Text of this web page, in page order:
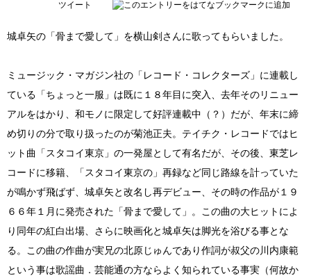
ツイート
城卓矢の「骨まで愛して」を横山剣さんに歌ってもらいました。
ミュージック・マガジン社の「レコード・コレクターズ」に連載し
ている「ちょっと一服」は既に１８年目に突入、去年そのリニュー
アルをはかり、和モノに限定して好評連載中（？）だが、年末に締
め切りの分で取り扱ったのが菊池正夫。テイチク・レコードではヒ
ット曲「スタコイ東京」の一発屋として有名だが、その後、東芝レ
コードに移籍、「スタコイ東京の」再録など同じ路線を計っていた
が鳴かず飛ばず、城卓矢と改名し再デビュー、その時の作品が１９
６６年１月に発売された「骨まで愛して」。この曲の大ヒットによ
り同年の紅白出場、さらに映画化と城卓矢は脚光を浴びる事とな
る。この曲の作曲が実兄の北原じゅんであり作詞が叔父の川内康範
という事は歌謡曲．芸能通の方ならよく知られている事実（何故か